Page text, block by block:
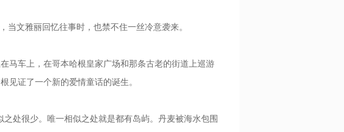
文雅丽回忆往事时，也禁不住一丝冷意袭来。
车上，在哥本哈根皇家广场和那条古老的街道上巡游
见证了一个新的爱情童话的诞生。
处很少。唯一相似之处就是都有岛屿。丹麦被海水包围